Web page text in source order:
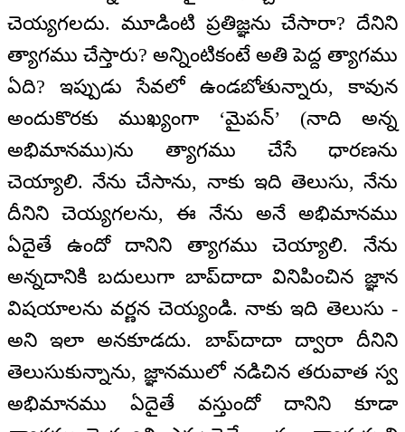
చెయ్యగలదు. మూడింటి ప్రతిజ్ఞను చేసారా? దేనిని
త్యాగము చేస్తారు? అన్నింటికంటే అతి పెద్ద త్యాగము
ఏది? ఇప్పుడు సేవలో ఉండబోతున్నారు, కావున
అందుకొరకు ముఖ్యంగా ‘మైపన్’ (నాది అన్న
అభిమానము)ను త్యాగము చేసే ధారణను
చెయ్యాలి. నేను చేసాను, నాకు ఇది తెలుసు, నేను
దీనిని చెయ్యగలను, ఈ నేను అనే అభిమానము
ఏదైతే ఉందో దానిని త్యాగము చెయ్యాలి. నేను
అన్నదానికి బదులుగా బాప్‌దాదా వినిపించిన జ్ఞాన
విషయాలను వర్ణన చెయ్యండి. నాకు ఇది తెలుసు -
అని ఇలా అనకూడదు. బాప్‌దాదా ద్వారా దీనిని
తెలుసుకున్నాను, జ్ఞానములో నడిచిన తరువాత స్వ
అభిమానము ఏదైతే వస్తుందో దానిని కూడా